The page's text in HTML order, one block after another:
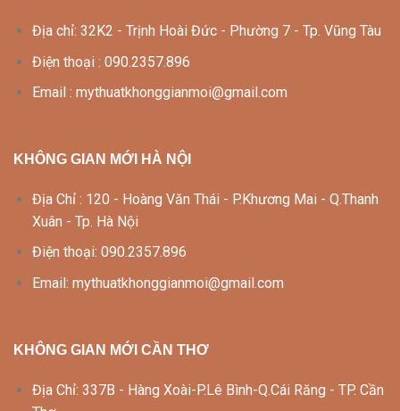
Địa chỉ: 32K2 - Trịnh Hoài Đức - Phường 7 - Tp. Vũng Tàu
Điện thoại : 090.2357.896
Email : mythuatkhonggianmoi@gmail.com
KHÔNG GIAN MỚI HÀ NỘI
Địa Chỉ : 120 - Hoàng Văn Thái - P.Khương Mai - Q.Thanh
Xuân - Tp. Hà Nội
Điện thoại: 090.2357.896
Email: mythuatkhonggianmoi@gmail.com
KHÔNG GIAN MỚI CẦN THƠ
Địa Chỉ: 337B - Hàng Xoài-P.Lê Bình-Q.Cái Răng - TP. Cần